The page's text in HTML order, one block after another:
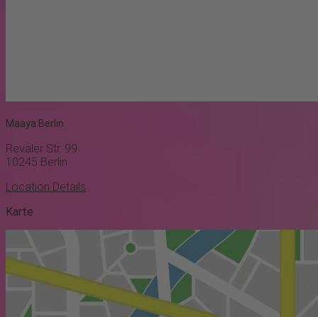
Maaya Berlin
Revaler Str. 99
10245 Berlin
Location Details
Karte